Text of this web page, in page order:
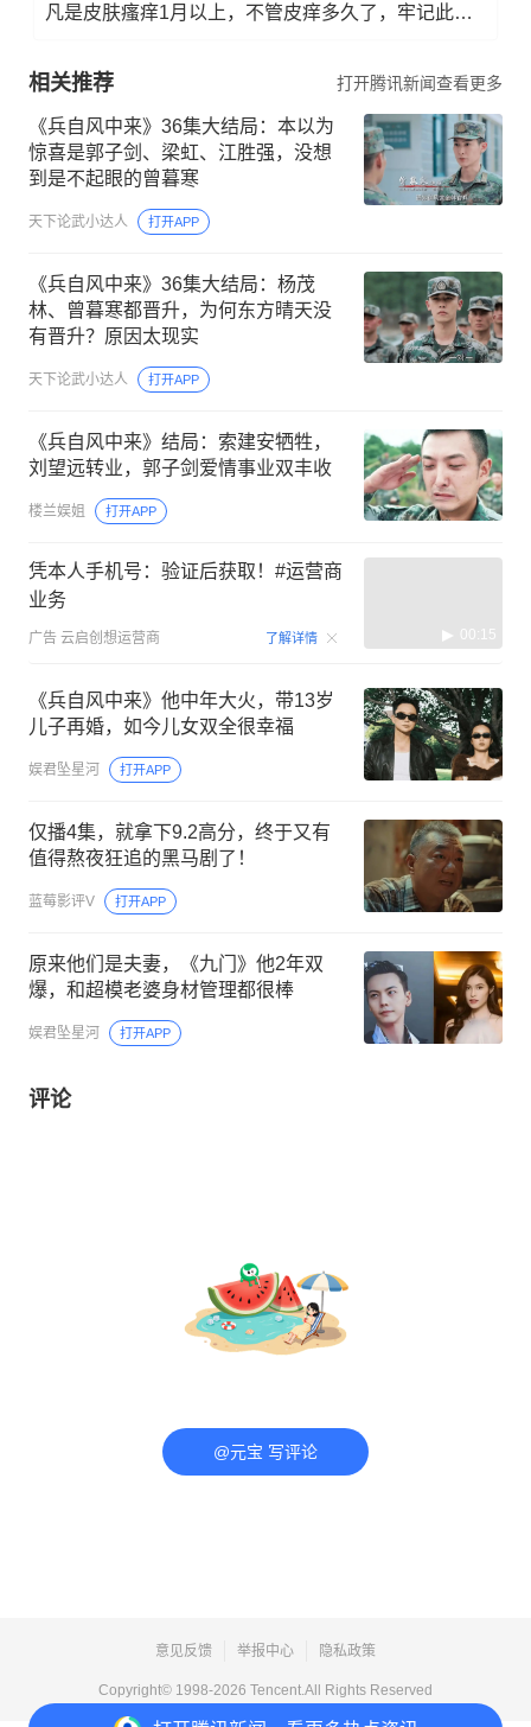
凡是皮肤瘙痒1月以上，不管皮痒多久了，牢记此法，快！准！狠！
相关推荐 打开腾讯新闻查看更多
《兵自风中来》36集大结局：本以为
惊喜是郭子剑、梁虹、江胜强，没想
到是不起眼的曾暮寒
天下论武小达人 打开APP
《兵自风中来》36集大结局：杨茂
林、曾暮寒都晋升，为何东方晴天没
有晋升？原因太现实
天下论武小达人 打开APP
《兵自风中来》结局：索建安牺牲，
刘望远转业，郭子剑爱情事业双丰收
楼兰娱姐 打开APP
凭本人手机号：验证后获取！#运营商
业务
广告 云启创想运营商 了解详情 00:15
《兵自风中来》他中年大火，带13岁
儿子再婚，如今儿女双全很幸福
娱君坠星河 打开APP
仅播4集，就拿下9.2高分，终于又有
值得熬夜狂追的黑马剧了！
蓝莓影评V 打开APP
原来他们是夫妻，《九门》他2年双
爆，和超模老婆身材管理都很棒
娱君坠星河 打开APP
评论
@元宝 写评论
意见反馈 举报中心 隐私政策
Copyright© 1998-2026 Tencent.All Rights Reserved